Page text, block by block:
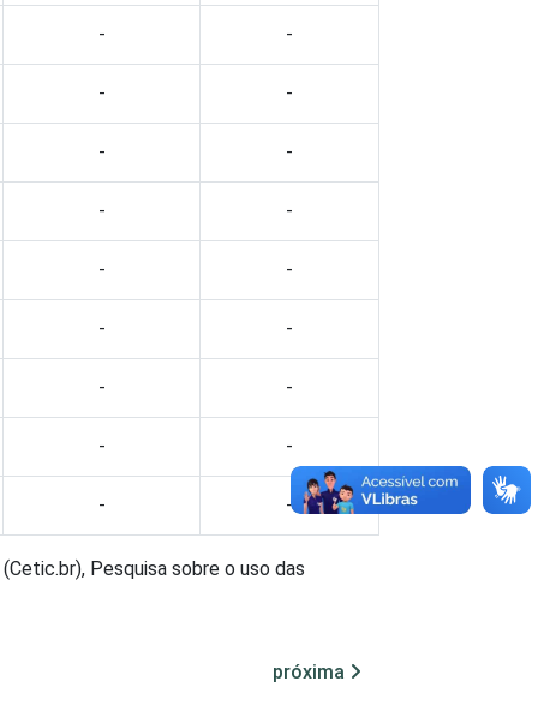
- -
- -
- -
- -
- -
- -
- -
- -
- -
Pesquisa sobre o uso das
próxima